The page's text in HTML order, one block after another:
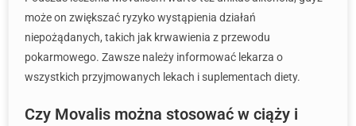
może on zwiększać ryzyko wystąpienia działań
niepożądanych, takich jak krwawienia z przewodu
pokarmowego. Zawsze należy informować lekarza o
wszystkich przyjmowanych lekach i suplementach diety.
Czy Movalis można stosować w ciąży i